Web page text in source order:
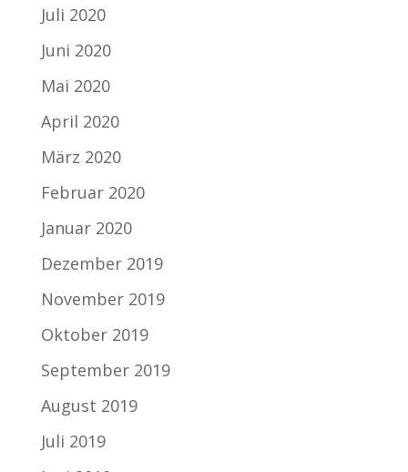
Juli 2020
Juni 2020
Mai 2020
April 2020
März 2020
Februar 2020
Januar 2020
Dezember 2019
November 2019
Oktober 2019
September 2019
August 2019
Juli 2019